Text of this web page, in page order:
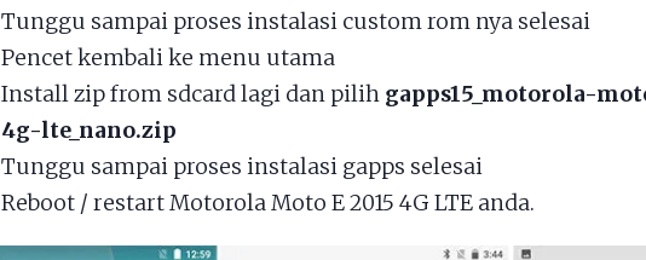
Tunggu sampai proses instalasi custom rom nya selesai
Pencet kembali ke menu utama
Install zip from sdcard lagi dan pilih gapps15_motorola-
4g-lte_nano.zip
Tunggu sampai proses instalasi gapps selesai
Reboot / restart Motorola Moto E 2015 4G LTE anda.